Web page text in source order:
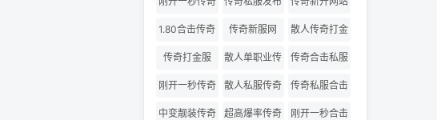
网
1.80合击传奇 传奇新服网
散人传奇打金
版
传奇打金服
散人单职业传
奇
传奇合击私服
刚开一秒传奇
私服
散人私服传奇
传奇私服合击
发布网
中变靓装传奇 超高爆率传奇
刚开一秒合击